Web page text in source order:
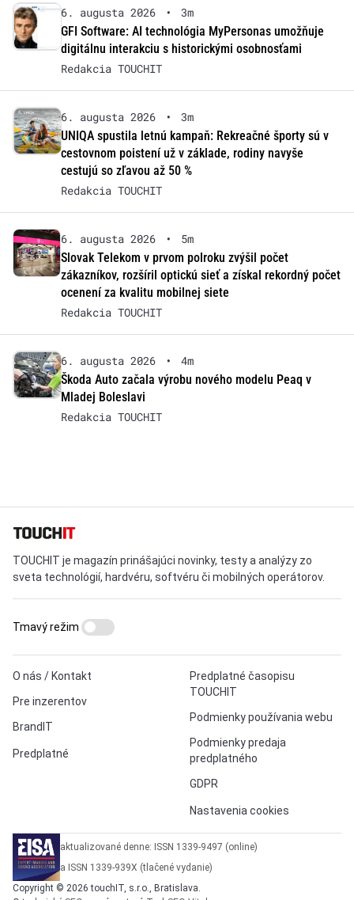
6. augusta 2026 •
3m
GFI Software: AI technológia MyPersonas umožňuje
digitálnu interakciu s historickými osobnosťami
Redakcia TOUCHIT
6. augusta 2026 •
3m
UNIQA spustila letnú kampaň: Rekreačné športy sú v
cestovnom poistení už v základe, rodiny navyše
cestujú so zľavou až 50 %
Redakcia TOUCHIT
6. augusta 2026 •
5m
Slovak Telekom v prvom polroku zvýšil počet
zákazníkov, rozšíril optickú sieť a získal rekordný počet
ocenení za kvalitu mobilnej siete
Redakcia TOUCHIT
6. augusta 2026 •
4m
Škoda Auto začala výrobu nového modelu Peaq v
Mladej Boleslavi
Redakcia TOUCHIT
TOUCHIT je magazín prinášajúci novinky, testy a analýzy zo
sveta technológií, hardvéru, softvéru či mobilných operátorov.
O nás / Kontakt
Pre inzerentov
BrandIT
Predplatné
Predplatné časopisu
TOUCHIT
Podmienky používania webu
Podmienky predaja
predplatného
GDPR
Nastavenia cookies
Tmavý režim
aktualizované denne: ISSN 1339-9497 (online)
a ISSN 1339-939X (tlačené vydanie)
Copyright © 2026 touchIT, s.r.o., Bratislava.